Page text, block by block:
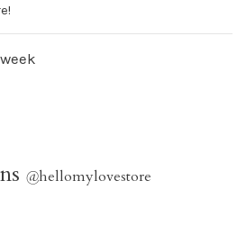
@hellomylovestore